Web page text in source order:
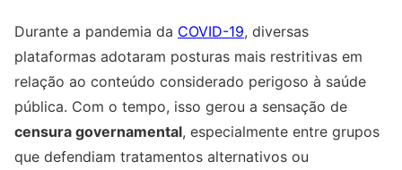
Durante a pandemia da COVID-19, diversas
plataformas adotaram posturas mais restritivas em
relação ao conteúdo considerado perigoso à saúde
pública. Com o tempo, isso gerou a sensação de
censura governamental, especialmente entre grupos
que defendiam tratamentos alternativos ou